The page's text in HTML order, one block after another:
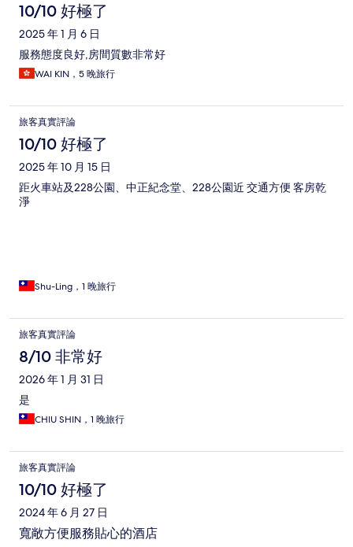
10/10 好極了
2025 年 1 月 6 日
服務態度良好,房間質數非常好
WAI KIN，5 晚旅行
旅客真實評論
10/10 好極了
2025 年 10 月 15 日
距火車站及228公園、中正紀念堂、228公園近 交通方便 客房乾
淨
Shu-Ling，1 晚旅行
旅客真實評論
8/10 非常好
2026 年 1 月 31 日
是
CHIU SHIN，1 晚旅行
旅客真實評論
10/10 好極了
2024 年 6 月 27 日
寬敞方便服務貼心的酒店